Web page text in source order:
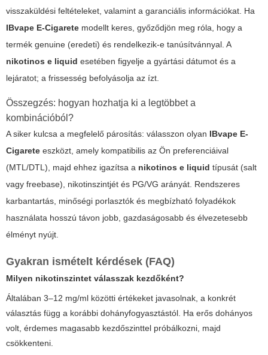
visszaküldési feltételeket, valamint a garanciális információkat. Ha
IBvape E-Cigarete modellt keres, győződjön meg róla, hogy a
termék genuine (eredeti) és rendelkezik-e tanúsítvánnyal. A
nikotinos e liquid esetében figyelje a gyártási dátumot és a
lejáratot; a frissesség befolyásolja az ízt.
Összegzés: hogyan hozhatja ki a legtöbbet a
kombinációból?
A siker kulcsa a megfelelő párosítás: válasszon olyan IBvape E-
Cigarete eszközt, amely kompatibilis az Ön preferenciáival
(MTL/DTL), majd ehhez igazítsa a nikotinos e liquid típusát (salt
vagy freebase), nikotinszintjét és PG/VG arányát. Rendszeres
karbantartás, minőségi porlasztók és megbízható folyadékok
használata hosszú távon jobb, gazdaságosabb és élvezetesebb
élményt nyújt.
Gyakran ismételt kérdések (FAQ)
Milyen nikotinszintet válasszak kezdőként?
Általában 3–12 mg/ml közötti értékeket javasolnak, a konkrét
választás függ a korábbi dohányfogyasztástól. Ha erős dohányos
volt, érdemes magasabb kezdőszinttel próbálkozni, majd
csökkenteni.